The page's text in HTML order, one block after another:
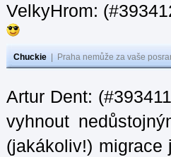
VelkyHrom:
Chuckie Praha nemůže za vaše
Artur Dent:
vyhnout
(jakákoliv!)